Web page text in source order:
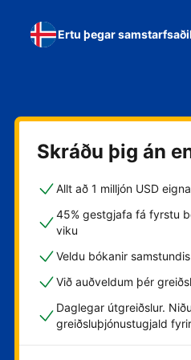
Ertu þegar
Skráðu þig án
Allt að 1 milljón USD
45% gestgjafa fá fyrstu
viku
Veldu bókanir
Við auðveldum þér
Daglegar útgreiðslur.
greiðsluþjónustugjald